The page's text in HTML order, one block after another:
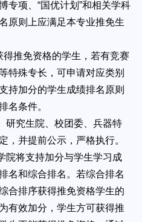
专项、“国优计划”和相关学科
原则上应满足本专业推免生
推免资格的学生，若有竞赛
特殊专长，可申请对应类别
持加分的学生成绩排名原则
名条件。
研究生院、校团委、兵器特
，并提前公示，严格执行。
院将支持加分与学生学习成
名和综合排名。若综合排名
合排序获得推免资格学生的
有效加分，学生方可获得推